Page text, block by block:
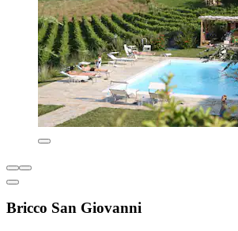
Bricco San Giovanni